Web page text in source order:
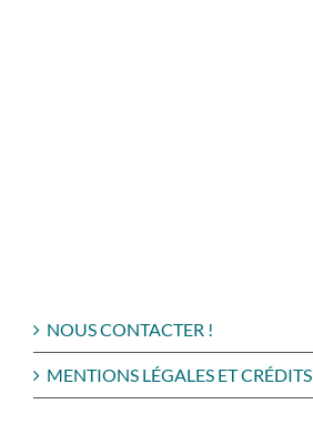
NOUS CONTACTER !
MENTIONS LÉGALES ET CRÉDITS